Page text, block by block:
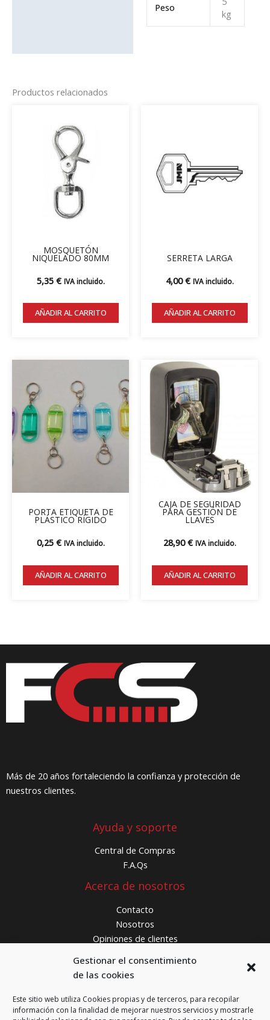
Gestionar el consentimiento
de las cookies
Este sitio web utiliza Cookies propias y de terceros, para recopilar
información con la finalidad de mejorar nuestros servicios y mostrarle
Peso
kg
Productos relacionados
MOSQUETÓN
NIQUELADO 80MM
5,35 € IVA incluido.
AÑADIR AL CARRITO
SERRETA LARGA
4,00€ IVA incluido.
AÑADIR AL CARRITO
PORTA ETIQUETA DE
PLÁSTICO RÍGIDO
0,25 € IVA incluido.
AÑADIR AL CARRITO
producto
tiene
múltiples
variantes.
Las
opciones
elegir
producto
CAJA DE SEGURIDAD
PARA GESTIÓN DE
LLAVES
28,90€ IVA incluido.
AÑADIR AL CARRITO
Más de 20 años fortaleciendo la confianza y protección de
nuestros clientes.
Ayuda y soporte
Central de Compras
F.A.Qs
Acerca de nosotros
Contacto
Nosotros
Opiniones de clientes
¿Donde estamos?
Carrer de Bunyola, 16
08016 Barcelona